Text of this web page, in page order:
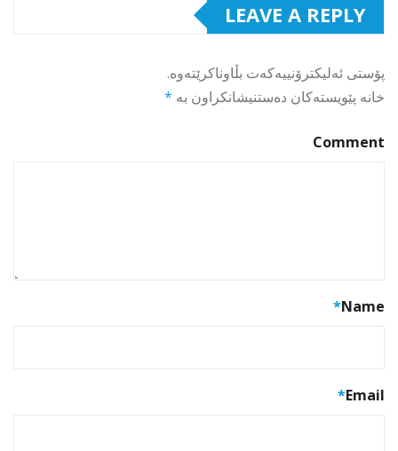
LEAVE A REPLY
پۆستی ئەلیکترۆنییەکەت بڵاوناکرێتەوە.
خانە پێویستەکان دەستنیشانکراون بە *
Comment
Name
*
Email
*